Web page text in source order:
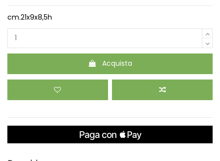
cm.21x9x8,5h
Acquista